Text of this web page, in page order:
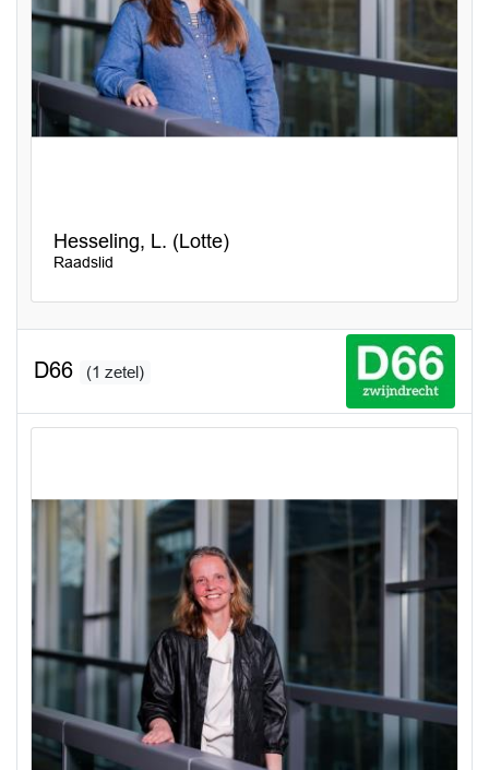
Hesseling, L. (Lotte)
Raadslid
D66 (1 zetel)